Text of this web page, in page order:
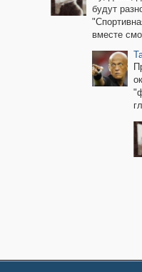
будут
вместе